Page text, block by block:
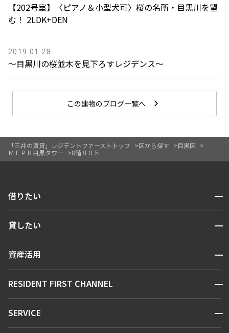
「三井の賃貸」レジデントファーストトップ 区から探す
目黒区
ＭＦＰＲ目黒タワー
8階８０５
【202号室】〈ピアノ＆小型犬可〉桜の名所・目黒川を望
む！ 2LDK+DEN
2019.01.28
〜目黒川の桜並木を見下ろすレジデンス〜
この建物のブログ一覧へ
借りたい 開閉
人気エリアから探す
新着情報から探す
貸したい 開閉
お問い合わせ
資産活用 開閉
お問い合わせ
RESIDENT FIRST CHANNEL 開閉
マンションレポート
SERVICE 開閉